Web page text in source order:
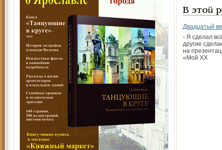
В этой
Двадцатый
- Я сделал
другие
на
«Мой XX